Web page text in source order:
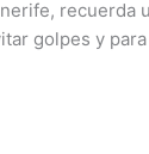
golpes y